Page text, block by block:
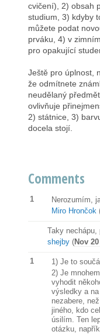
cvičení), 2) obsah
studium, 3) kdyby
můžete podat
prváku, 4) v
pro opakující
Ještě pro úplnost,
že odmítnete
neudělaný
ovlivňuje
2) státnice, 3)
docela stojí.
Comments
1
Nerozumím,
Miro Hrončok
Taky
shejby (Nov
1
1) Je to
2) Je
vyhodit
výsledky a
nezabere,
jiného, kdo
úsilím. Ten
otázku,